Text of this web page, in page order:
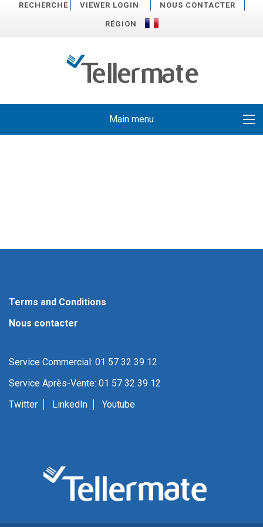
RECHERCHE VIEWER LOGIN NOUS CONTACTER
RÉGION
Main menu
Terms and Conditions
Nous contacter
Service Commercial: 01 57 32 39 12
Service Après-Vente: 01 57 32 39 12
Twitter
LinkedIn Youtube